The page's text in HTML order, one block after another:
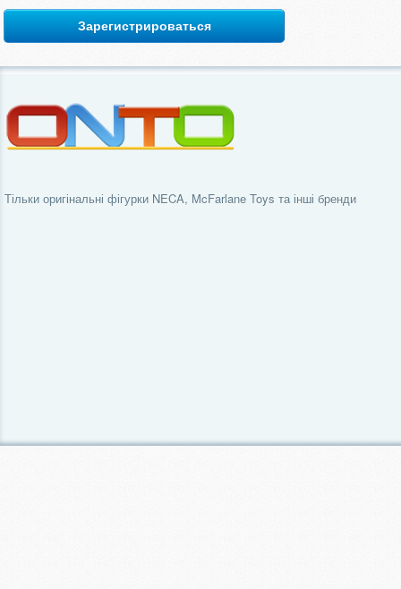
Тільки оригінальні фігурки NECA, McFarlane Toys та інші бренди